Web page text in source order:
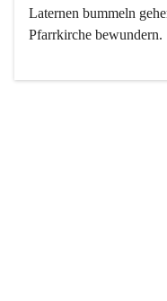
Laternen bummeln
Pfarrkirche bewundern.
Der Weinbau dominert